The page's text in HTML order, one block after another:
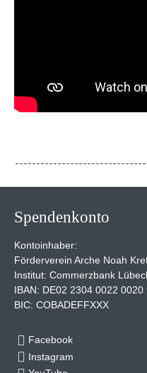
Spendenkonto
Kontoinhaber:
Förderverein Arche Noah
Institut: Commerzbank
IBAN: DE02 2304 0022 0020
BIC: COBADEFFXXX
Facebook
Instagram